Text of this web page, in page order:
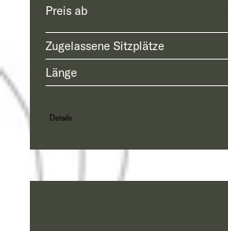
Preis ab
Zugelassene Sitzplätze
Länge
Details